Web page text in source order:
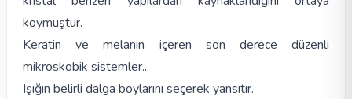
koymuştur.
Keratin ve melanin içeren son derece düzenli
mikroskobik sistemler...
Işığın belirli dalga boylarını seçerek yansıtır.